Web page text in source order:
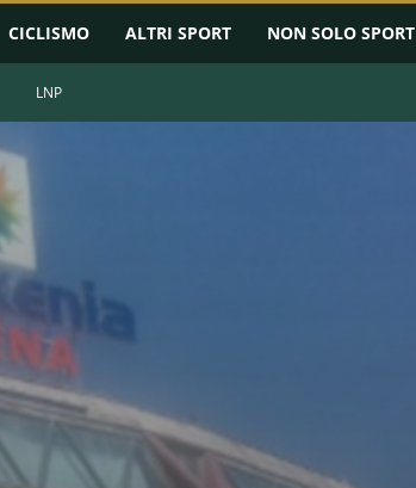
CICLISMO ALTRI SPORT NON SOLO SPORT
LNP